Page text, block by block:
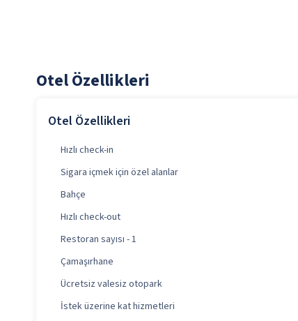
Otel Özellikleri
Otel Özellikleri
Hızlı check-in
Sigara içmek için özel alanlar
Bahçe
Hızlı check-out
Restoran sayısı - 1
Çamaşırhane
Ücretsiz valesiz otopark
İstek üzerine kat hizmetleri